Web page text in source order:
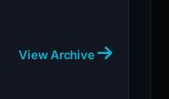
View Archive